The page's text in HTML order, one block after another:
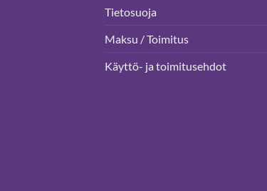
Tietosuoja
Maksu / Toimitus
Käyttö- ja toimitusehdot